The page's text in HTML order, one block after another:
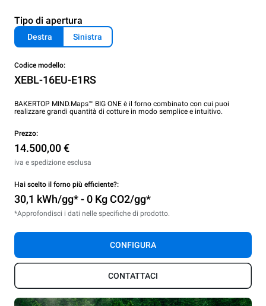
Tipo di apertura
Destra Sinistra
Codice modello:
XEBL-16EU-E1RS
BAKERTOP MIND.Maps™ BIG ONE è il forno combinato con cui puoi
realizzare grandi quantità di cotture in modo semplice e intuitivo.
Prezzo:
14.500,00 €
iva e spedizione esclusa
Hai scelto il forno più efficiente?:
30,1 kWh/gg* - 0 Kg CO2/gg*
*Approfondisci i dati nelle specifiche di prodotto.
CONFIGURA
CONTATTACI